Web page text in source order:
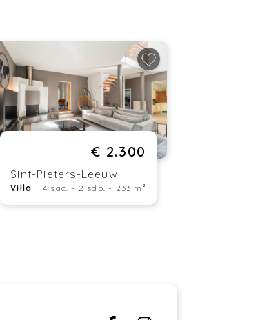
€ 2.300
Sint-Pieters-Leeuw
Villa 4 sac. - 2 sdb. - 233 m²